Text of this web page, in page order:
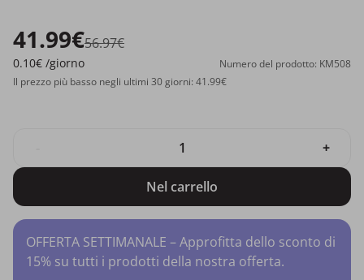
41.99€56.97€
0.10€ /giorno
Numero del prodotto: KM508
Il prezzo più basso negli ultimi 30 giorni: 41.99€
+
Nel carrello
OFFERTA SETTIMANALE – Approfitta dello sconto di
15% su tutti i prodotti della nostra offerta.